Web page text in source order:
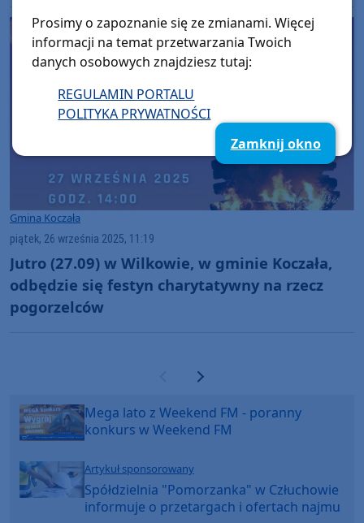
Gmina Koczała
piątek, 26 września 2025, 11:19
Jutro (27.09) w Wilkowie, w gminie Koczała,
odbędzie się festyn charytatywny na rzecz
pogorzelców
Poprzednia strona
Następna strona
Mega lato z Weekend FM - poranny
konkurs w Weekend FM
Artykuł sponsorowany
Spółdzielnia "Pomorzanka" w Człuchowie
informuje o przetargach i ofertach najmu
Prosimy o zapoznanie się ze zmianami. Więcej
informacji na temat przetwarzania Twoich
danych osobowych znajdziesz tutaj:
REGULAMIN PORTALU
POLITYKA PRYWATNOŚCI
Zamknij okno